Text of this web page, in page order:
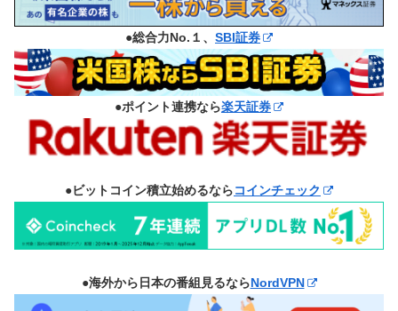
●総合力No.１、 SBI証券
●ポイント連携なら楽天証券
●ビットコイン積立始めるならコインチェック
●海外から日本の番組見るならNordVPN